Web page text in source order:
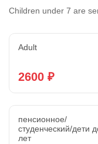
Children under 7 are
Adult
2600 ₽
пенсионное/
студенческий/дети
лет